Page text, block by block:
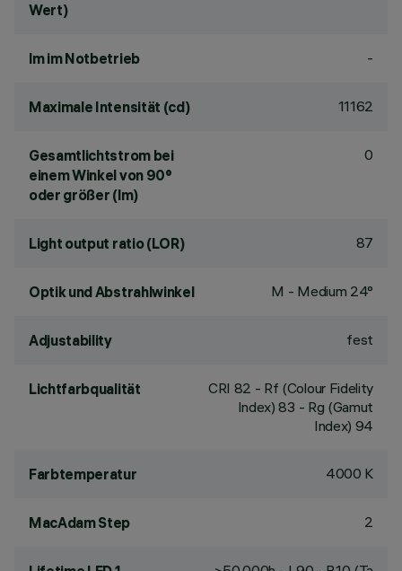
Wert)
lm im Notbetrieb -
Maximale Intensität (cd) 11162
Gesamtlichtstrom bei
einem Winkel von 90°
oder größer (lm)
0
Light output ratio (LOR) 87
Optik und Abstrahlwinkel M - Medium 24°
Adjustability fest
Lichtfarbqualität CRI 82 - Rf (Colour Fidelity
Index) 83 - Rg (Gamut
Index) 94
Farbtemperatur 4000 K
MacAdam Step 2